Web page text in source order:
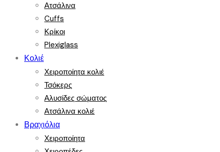
Ατσάλινα
Cuffs
Κρίκοι
Plexiglass
Κολιέ
Χειροποίητα κολιέ
Τσόκερς
Αλυσίδες σώματος
Ατσάλινα κολιέ
Βραχιόλια
Χειροποίητα